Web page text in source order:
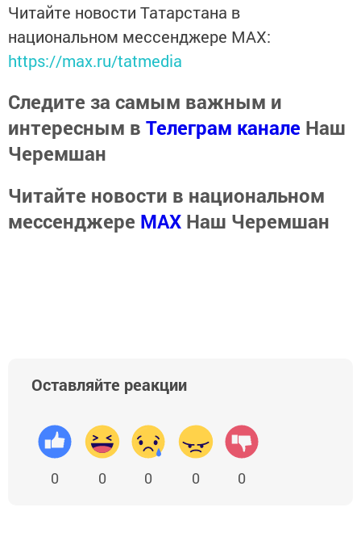
Читайте новости Татарстана в
национальном мессенджере MАХ:
https://max.ru/tatmedia
Следите за самым важным и
интересным в Телеграм канале Наш
Черемшан
Читайте новости в национальном
мессенджере MАХ Наш Черемшан
Оставляйте реакции
0 0 0 0 0